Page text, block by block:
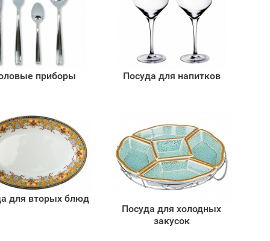
приборы Посуда для напитков
для вторых блюд
Посуда для холодных
закусок